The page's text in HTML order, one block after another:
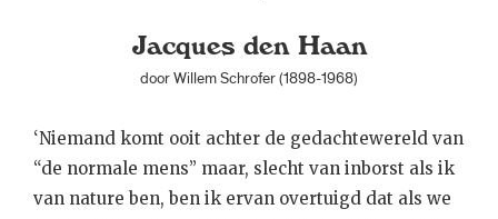
Jacques den Haan
door Willem Schrofer (1898-1968)
‘Niemand komt ooit achter de gedachtewereld van
“de normale mens” maar, slecht van inborst als ik
van nature ben, ben ik ervan overtuigd dat als we